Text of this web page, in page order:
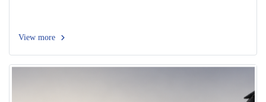
View more